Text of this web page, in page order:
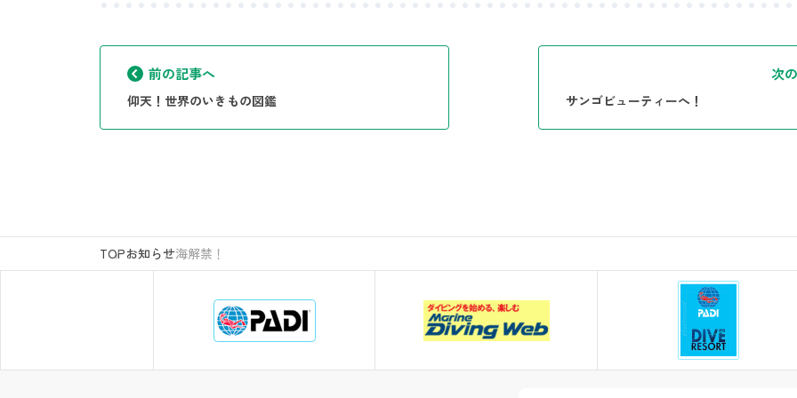
前の記事へ
仰天！世界のいきもの図鑑
次
サンゴビューティーへ！
TOPお知らせ海解禁！